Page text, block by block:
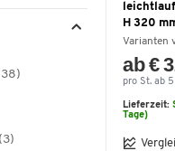
(3)
H 320
Varianten
ab €
pro St. ab
Lieferzeit:
Tage)